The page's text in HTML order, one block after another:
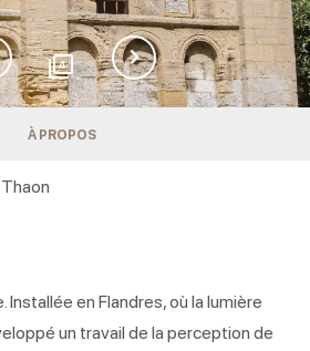
4
À PROPOS
en Flandres, où la lumière
un travail de la perception de